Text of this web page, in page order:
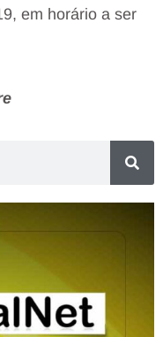
em horário a ser